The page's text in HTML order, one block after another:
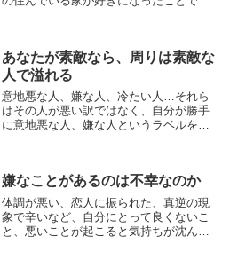
雑巾がけはシンプルで気持ち...
あなたが素敵なら、周りは素敵な
人で溢れる
意地悪な人、嫌な人、冷たい人…それら
はその人が悪い訳ではなく、自分が勝手
に意地悪な人、嫌な人というラベルを、
いてほしい人、好きな人の...
嫌なことがあるのは不幸なのか
体調が悪い、恋人に振られた、真逆の現
象で辛いなど、自分にとって良くないこ
と、悪いことが起こると気持ちが沈んだ